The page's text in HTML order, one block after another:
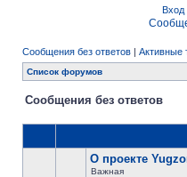
Вход
Сообщения без ответов | Активные
Список форумов
Сообщения без ответов
О проекте
Важная